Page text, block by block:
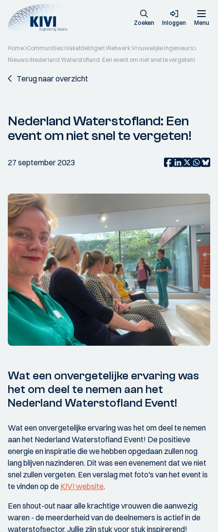
Zoeken Inloggen Menu
Home Communities Vakafdelingen Netwerk Vrouwelijke Ingenieurs
Nieuws Nederland Waterstofland: Een event om niet snel te vergeten!
Terug naar overzicht
Nederland Waterstofland: Een
event om niet snel te vergeten!
27 september 2023
Wat een onvergetelijke ervaring was
het om deel te nemen aan het
Nederland Waterstofland Event!
Wat een onvergetelijke ervaring was het om deel te nemen
aan het Nederland Waterstofland Event! De positieve
energie en inspiratie die we hebben opgedaan zullen nog
lang blijven nazinderen. Dit was een evenement dat we niet
snel zullen vergeten. Een verslag met foto's van het event is
te vinden op de KIVI website.
Een shout-out naar alle krachtige vrouwen die aanwezig
waren - de meerderheid van de deelnemers is actief in de
waterstofsector. Jullie zijn stuk voor stuk inspirerend!